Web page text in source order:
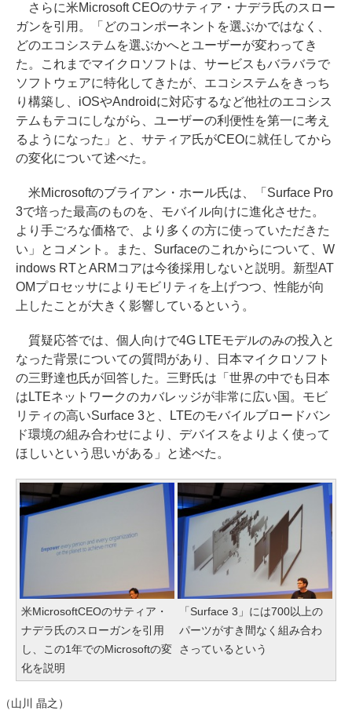
さらに米Microsoft CEOのサティア・ナデラ氏のスロー
ガンを引用。「どのコンポーネントを選ぶかではなく、
どのエコシステムを選ぶかへとユーザーが変わってき
た。これまでマイクロソフトは、サービスもバラバラで
ソフトウェアに特化してきたが、エコシステムをきっち
り構築し、iOSやAndroidに対応するなど他社のエコシス
テムもテコにしながら、ユーザーの利便性を第一に考え
るようになった」と、サティア氏がCEOに就任してから
の変化について述べた。
米Microsoftのブライアン・ホール氏は、「Surface Pro
3で培った最高のものを、モバイル向けに進化させた。
より手ごろな価格で、より多くの方に使っていただきた
い」とコメント。また、Surfaceのこれからについて、W
indows RTとARMコアは今後採用しないと説明。新型AT
OMプロセッサによりモビリティを上げつつ、性能が向
上したことが大きく影響しているという。
質疑応答では、個人向けで4G LTEモデルのみの投入と
なった背景についての質問があり、日本マイクロソフト
の三野達也氏が回答した。三野氏は「世界の中でも日本
はLTEネットワークのカバレッジが非常に広い国。モビ
リティの高いSurface 3と、LTEのモバイルブロードバン
ド環境の組み合わせにより、デバイスをよりよく使って
ほしいという思いがある」と述べた。
米MicrosoftCEOのサティア・
ナデラ氏のスローガンを引用
し、この1年でのMicrosoftの変
化を説明
「Surface 3」には700以上の
パーツがすき間なく組み合わ
さっているという
（山川 晶之）